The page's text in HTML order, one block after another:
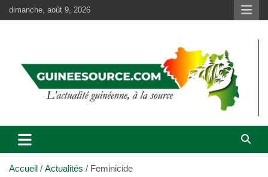
Aller
au
dimanche, août 9, 2026
Accueil Actualités Feminicide